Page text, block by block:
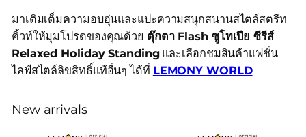
มาเติมเต็มความอบอุ่นและแปะความสนุกสนานสไตล์สตรีท
คิ้วท์ให้มุมโปรดของคุณด้วย ตุ๊กตา Flash ซูโทเปีย ซีรีส์
Relaxed Holiday Standingและเลือกชมสินค้าแฟชั่น
ไลฟ์สไตล์ลิขสิทธิ์แท้อื่นๆ ได้ที่ LEMONY WORLD
New arrivals